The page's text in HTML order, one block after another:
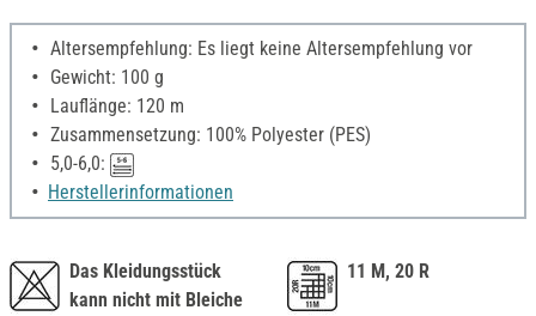
Altersempfehlung: Es liegt keine Altersempfehlung vor
Gewicht: 100 g
Lauflänge: 120 m
Zusammensetzung: 100% Polyester (PES)
5,0-6,0:
Herstellerinformationen
Das Kleidungsstück
kann nicht mit Bleiche
11 M, 20 R